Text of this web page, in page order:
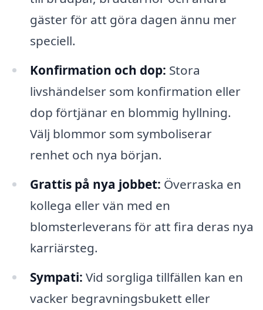
gäster för att göra dagen ännu mer
speciell.
Konfirmation och dop: Stora
livshändelser som konfirmation eller
dop förtjänar en blommig hyllning.
Välj blommor som symboliserar
renhet och nya början.
Grattis på nya jobbet: Överraska en
kollega eller vän med en
blomsterleverans för att fira deras nya
karriärsteg.
Sympati: Vid sorgliga tillfällen kan en
vacker begravningsbukett eller